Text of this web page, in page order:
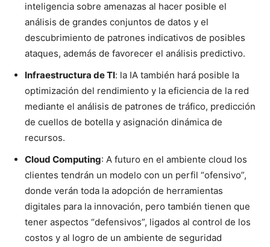
inteligencia sobre amenazas al hacer posible el
análisis de grandes conjuntos de datos y el
descubrimiento de patrones indicativos de posibles
ataques, además de favorecer el análisis predictivo.
Infraestructura de TI: la IA también hará posible la
optimización del rendimiento y la eficiencia de la red
mediante el análisis de patrones de tráfico, predicción
de cuellos de botella y asignación dinámica de
recursos.
Cloud Computing: A futuro en el ambiente cloud los
clientes tendrán un modelo con un perfil “ofensivo”,
donde verán toda la adopción de herramientas
digitales para la innovación, pero también tienen que
tener aspectos “defensivos”, ligados al control de los
costos y al logro de un ambiente de seguridad